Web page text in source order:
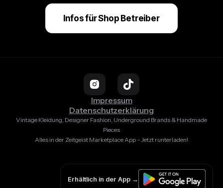
Infos für Shop Betreiber
Impressum
Datenschutzerklärung
Vintage Kleidung, Designer Fashion, Underground Brands & Handmade
Pieces
Alles in der Zeitgeist Marketplace App – Jetzt runterladen!
Erhältlich in der App →